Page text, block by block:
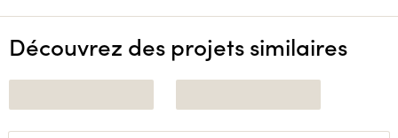
Découvrez des projets similaires